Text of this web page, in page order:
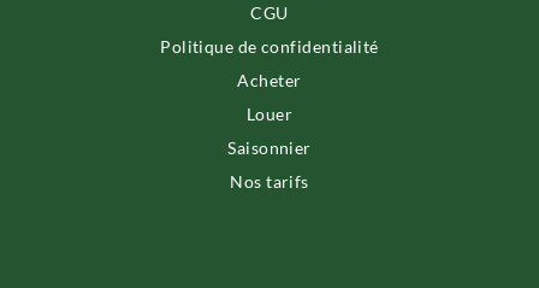
CGU
Politique de confidentialité
Acheter
Louer
Saisonnier
Nos tarifs